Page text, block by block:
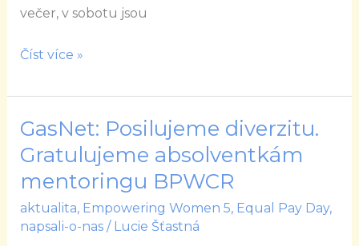
večer, v sobotu jsou
Číst více »
GasNet: Posilujeme diverzitu.
Gratulujeme absolventkám
mentoringu BPWCR
aktualita, Empowering Women 5, Equal Pay Day,
napsali-o-nas/ Lucie Šťastná
GasNet:
Posilujeme
Gratulujeme
absolventkám
mentoringu